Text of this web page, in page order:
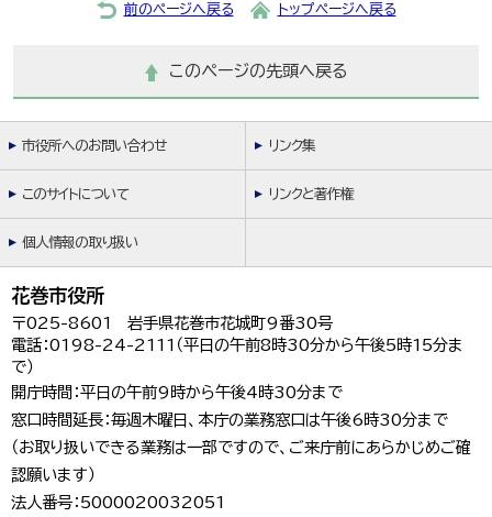
前のページへ戻る トップページへ戻る
このページの先頭へ戻る
市役所へのお問い合わせ リンク集
このサイトについて リンクと著作権
個人情報の取り扱い
花巻市役所
〒025-8601 岩手県花巻市花城町9番30号
電話：0198-24-2111（平日の午前8時30分から午後5時15分ま
で）
開庁時間：平日の午前9時から午後4時30分まで
窓口時間延長：毎週木曜日、本庁の業務窓口は午後6時30分まで
（お取り扱いできる業務は一部ですので、ご来庁前にあらかじめご確
認願います）
法人番号：5000020032051